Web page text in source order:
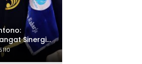
Sinergi
dalam
Pekerja Jasa